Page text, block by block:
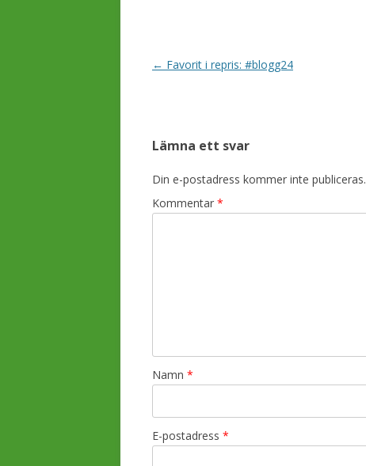
I
g
g
s
n
r
i
g
← Favorit i repris: #blogg24
Lämna ett svar
Din e-postadress kommer inte publiceras.
Kommentar *
Namn *
E-postadress *